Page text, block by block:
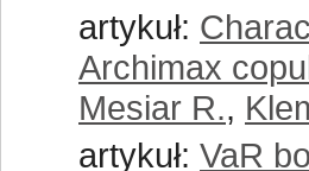
artykuł:
Archimax
Mesiar R.,
artykuł: VaR